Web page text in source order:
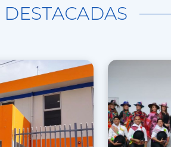
DESTACADAS